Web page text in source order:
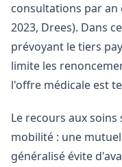
consultations par an
2023, Drees). Dans
prévoyant le tiers
limite les
l'offre médicale est
Le recours aux soins
mobilité : une
généralisé évite